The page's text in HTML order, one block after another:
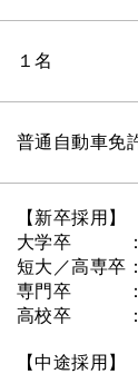
１名
普通自動車免
【新卒採用】
大学卒 ：２
短大／高専卒
専門卒 ：２
高校卒 ：２
【中途採用】